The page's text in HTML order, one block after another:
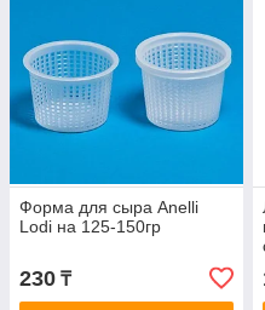
Форма для сыра Anelli
Lodi на 125-150гр
230 ₸